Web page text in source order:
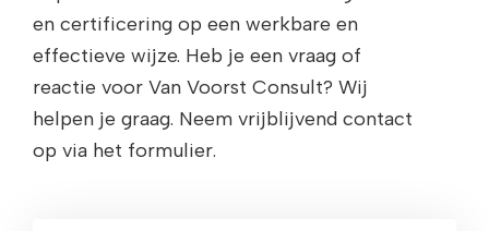
en certificering op een werkbare en
effectieve wijze. Heb je een vraag of
reactie voor Van Voorst Consult? Wij
helpen je graag. Neem vrijblijvend contact
op via het formulier.